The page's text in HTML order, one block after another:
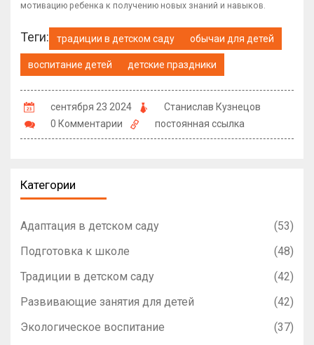
мотивацию ребенка к получению новых знаний и навыков.
Теги: традиции в детском саду обычаи для детей
воспитание детей детские праздники
сентября 23 2024
Станислав Кузнецов
0 Комментарии
постоянная ссылка
Категории
Адаптация в детском саду
(53)
Подготовка к школе
(48)
Традиции в детском саду
(42)
Развивающие занятия для детей
(42)
Экологическое воспитание
(37)